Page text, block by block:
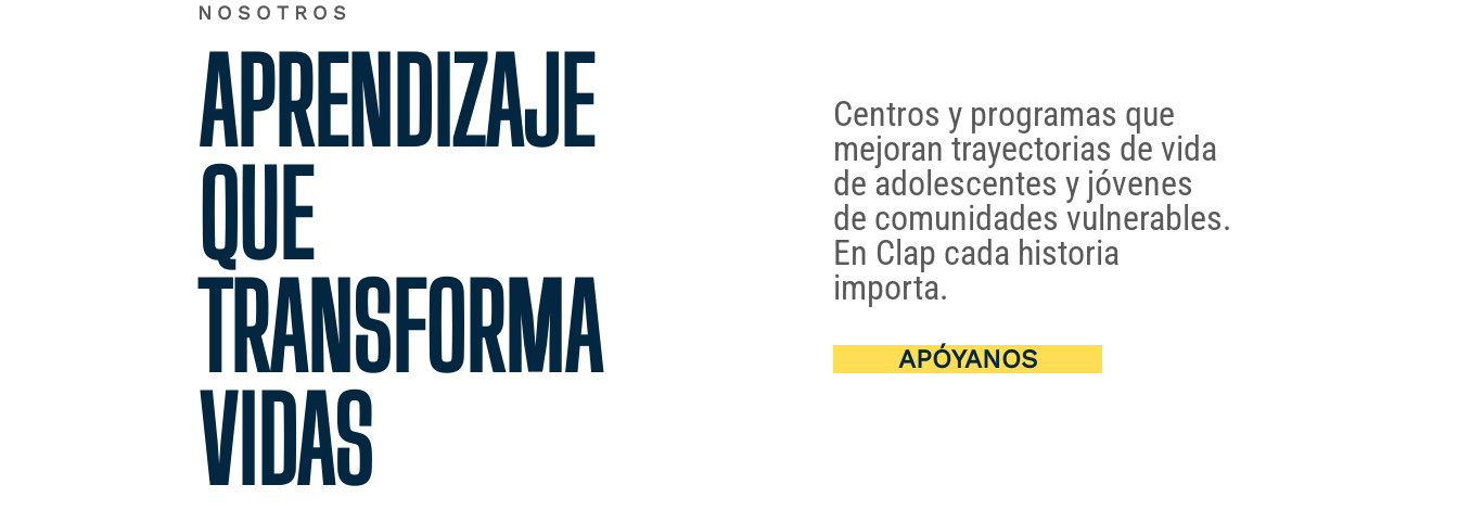
NOSOTROS
APRENDIZAJE
QUE
TRANSFORMA
VIDAS
Centros y programas que
mejoran trayectorias de vida
de adolescentes y jóvenes
de comunidades vulnerables.
En Clap cada historia
importa.
APÓYANOS